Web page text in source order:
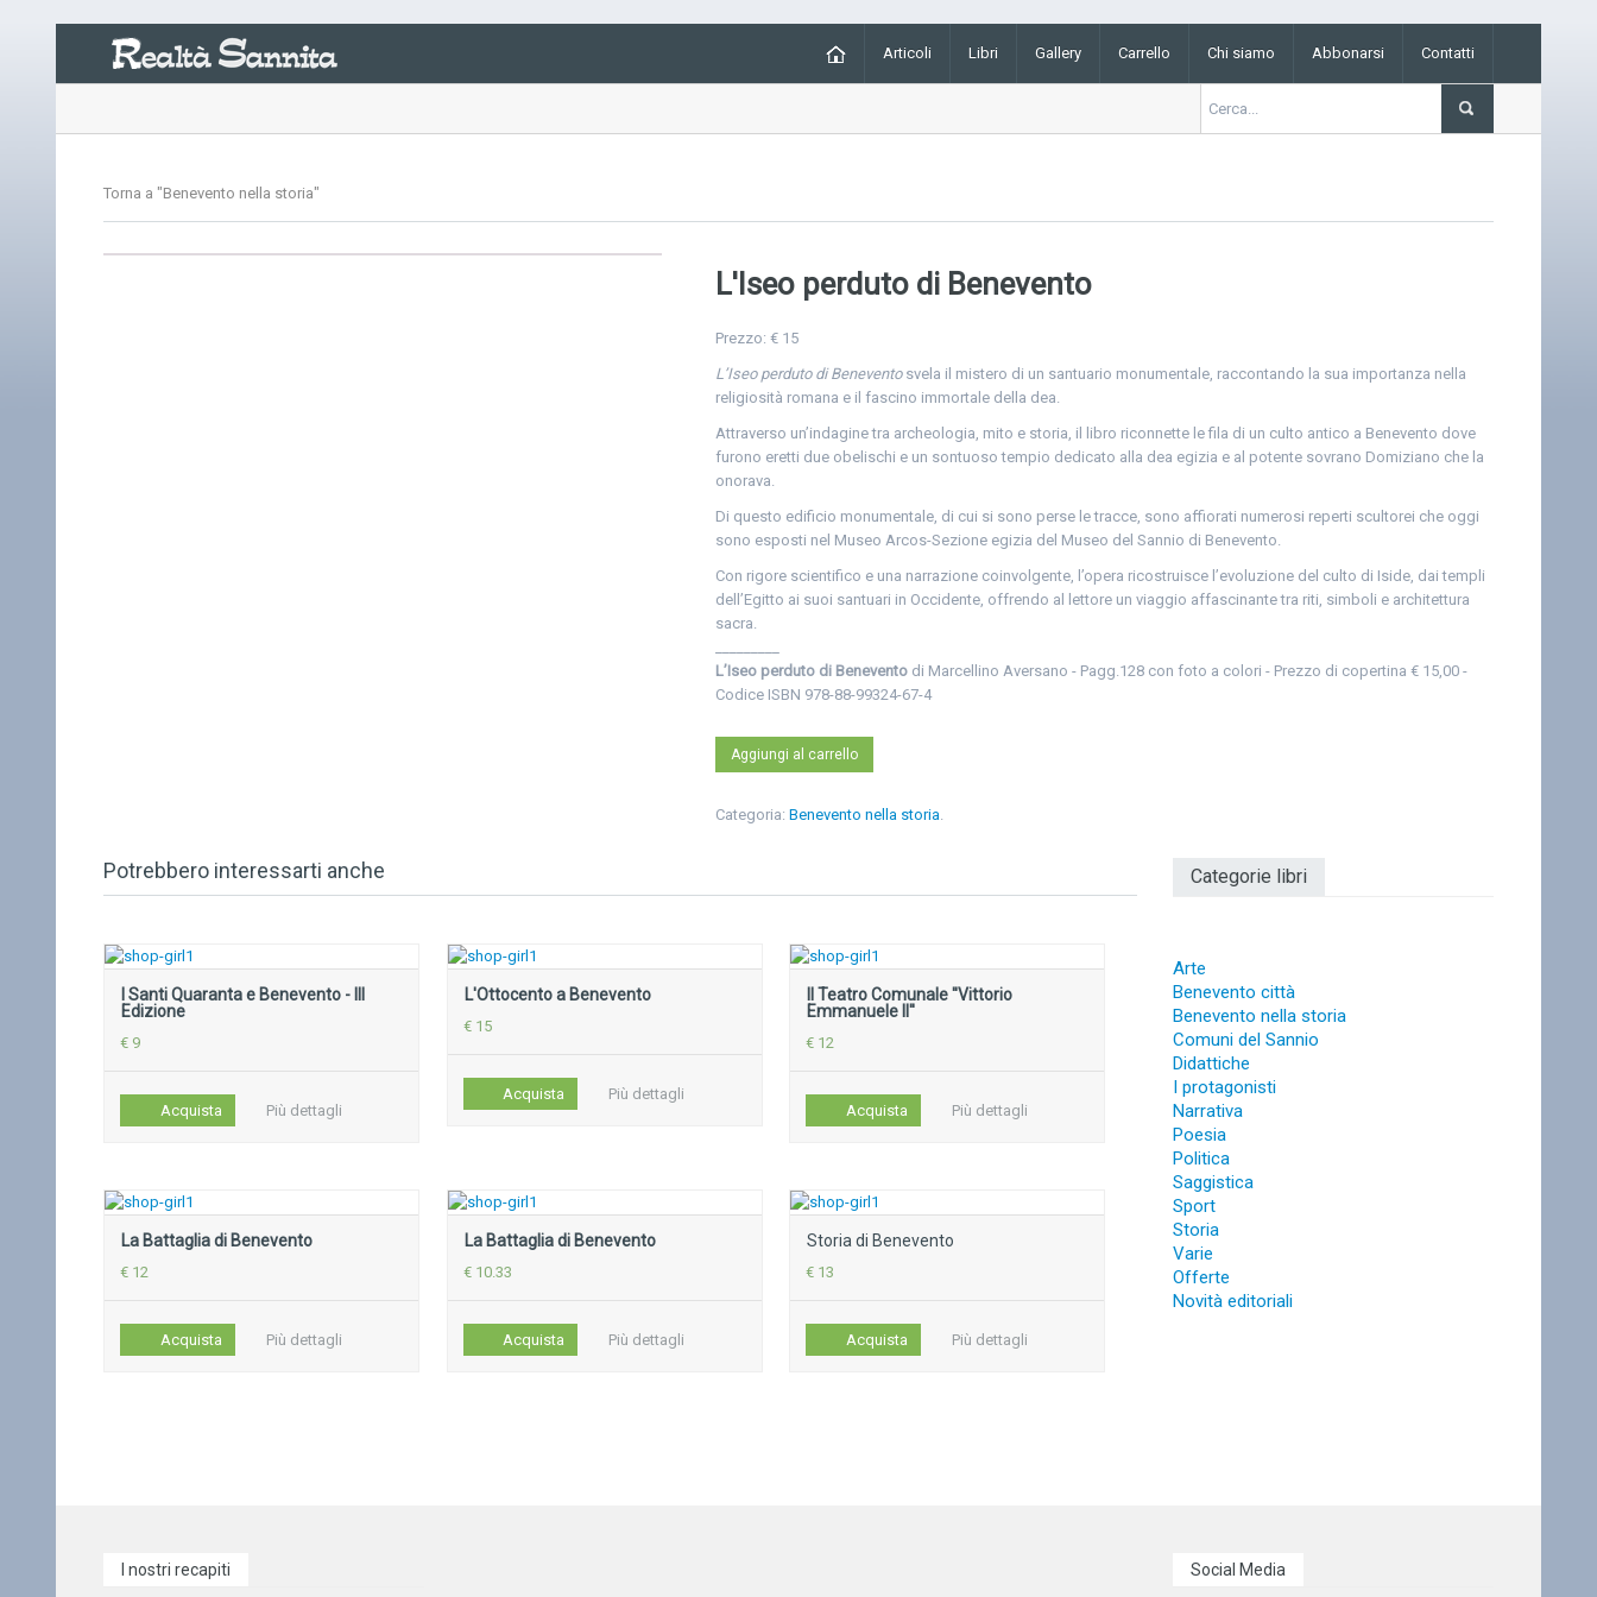
Articoli Libri Gallery Carrello Chi siamo Abbonarsi Contatti
Torna a "Benevento nella storia"
L'Iseo perduto di Benevento
Prezzo: € 15
L’Iseo perduto di Beneventosvela il mistero di un santuario monumentale, raccontando la sua importanza nella
religiosità romana e il fascino immortale della dea.
Attraverso un’indagine tra archeologia, mito e storia, il libro riconnette le fila di un culto antico a Benevento dove
furono eretti due obelischi e un sontuoso tempio dedicato alla dea egizia e al potente sovrano Domiziano che la
onorava.
Di questo edificio monumentale, di cui si sono perse le tracce, sono affiorati numerosi reperti scultorei che oggi
sono esposti nel Museo Arcos-Sezione egizia del Museo del Sannio di Benevento.
Con rigore scientifico e una narrazione coinvolgente, l’opera ricostruisce l’evoluzione del culto di Iside, dai templi
dell’Egitto ai suoi santuari in Occidente, offrendo al lettore un viaggio affascinante tra riti, simboli e architettura
sacra.
L’Iseo perduto di Beneventodi Marcellino Aversano - Pagg.128 con foto a colori - Prezzo di copertina € 15,00 -
Codice ISBN 978-88-99324-67-4
Aggiungi al carrello
Categoria: Benevento nella storia
Potrebbero interessarti anche
I Santi Quaranta e Benevento - III
Edizione
€ 9
Acquista Più dettagli
L'Ottocento a Benevento
€ 15
Acquista Più dettagli
Il Teatro Comunale ''Vittorio
Emmanuele II''
€ 12
Acquista Più dettagli
La Battaglia di Benevento
€ 12
Acquista Più dettagli
La Battaglia di Benevento
€ 10.33
Acquista Più dettagli
Storia di Benevento
€ 13
Acquista Più dettagli
Categorie libri
Arte
Benevento città
Benevento nella storia
Comuni del Sannio
Didattiche
I protagonisti
Narrativa
Poesia
Politica
Saggistica
Sport
Storia
Varie
Offerte
Novità editoriali
I nostri recapiti Social Media